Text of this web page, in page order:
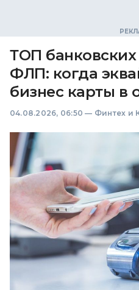
ТОП
ФЛП: когда
бизнес карты в
04.08.2026, 06:50 — Финтех и